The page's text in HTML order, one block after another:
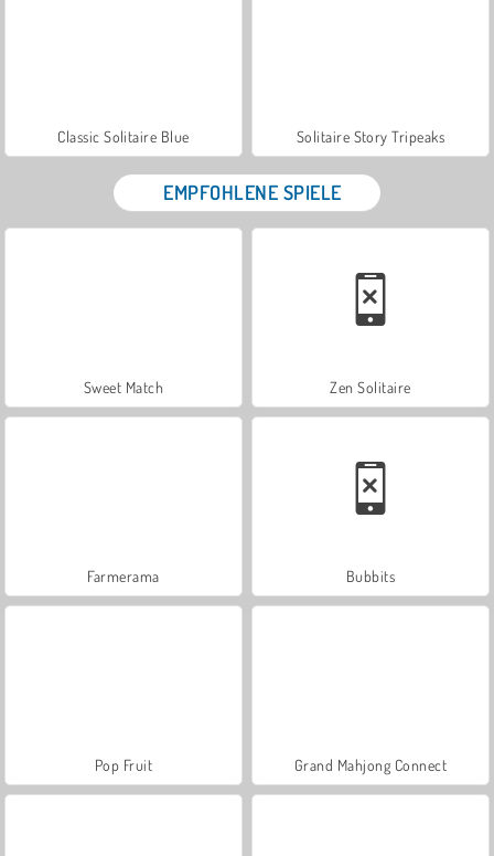
Classic Solitaire Blue Solitaire Story Tripeaks
EMPFOHLENE SPIELE
Sweet Match Zen Solitaire
Farmerama Bubbits
Pop Fruit Grand Mahjong Connect